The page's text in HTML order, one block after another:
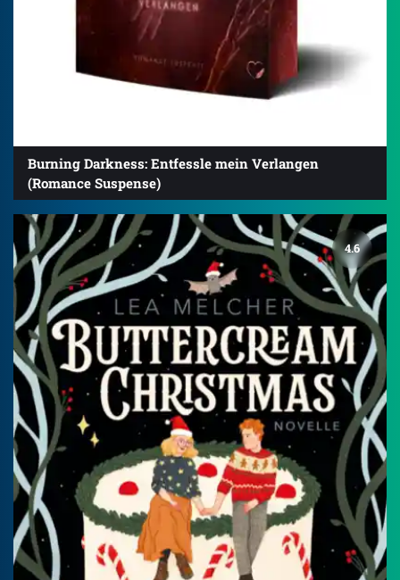
Burning Darkness: Entfessle mein Verlangen
(Romance Suspense)
4.6